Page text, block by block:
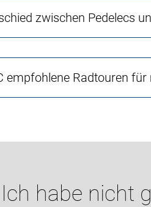
zwischen Pedelecs
empfohlene Radtouren für
Ich habe nicht